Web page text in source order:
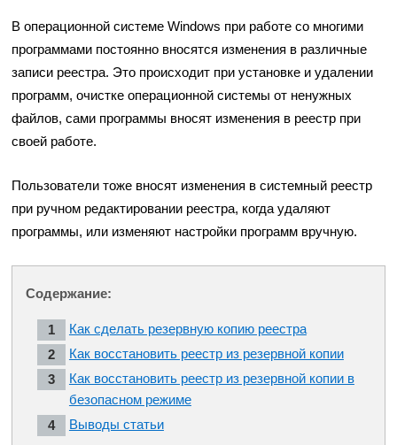
В операционной системе Windows при работе со многими
программами постоянно вносятся изменения в различные
записи реестра. Это происходит при установке и удалении
программ, очистке операционной системы от ненужных
файлов, сами программы вносят изменения в реестр при
своей работе.
Пользователи тоже вносят изменения в системный реестр
при ручном редактировании реестра, когда удаляют
программы, или изменяют настройки программ вручную.
Содержание:
Как сделать резервную копию реестра
Как восстановить реестр из резервной копии
Как восстановить реестр из резервной копии в
безопасном режиме
Выводы статьи